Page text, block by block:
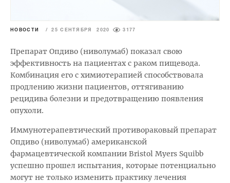
НОВОСТИ / 25 СЕНТЯБРЯ 2020 3177
Препарат Опдиво (ниволумаб) показал свою
эффективность на пациентах с раком пищевода.
Комбинация его с химиотерапией способствовала
продлению жизни пациентов, оттягиванию
рецидива болезни и предотвращению появления
опухоли.
Иммунотерапевтический противораковый препарат
Опдиво (ниволумаб) американской
фармацевтической компании Bristol Myers Squibb
успешно прошел испытания, которые потенциально
могут не только изменить практику лечения